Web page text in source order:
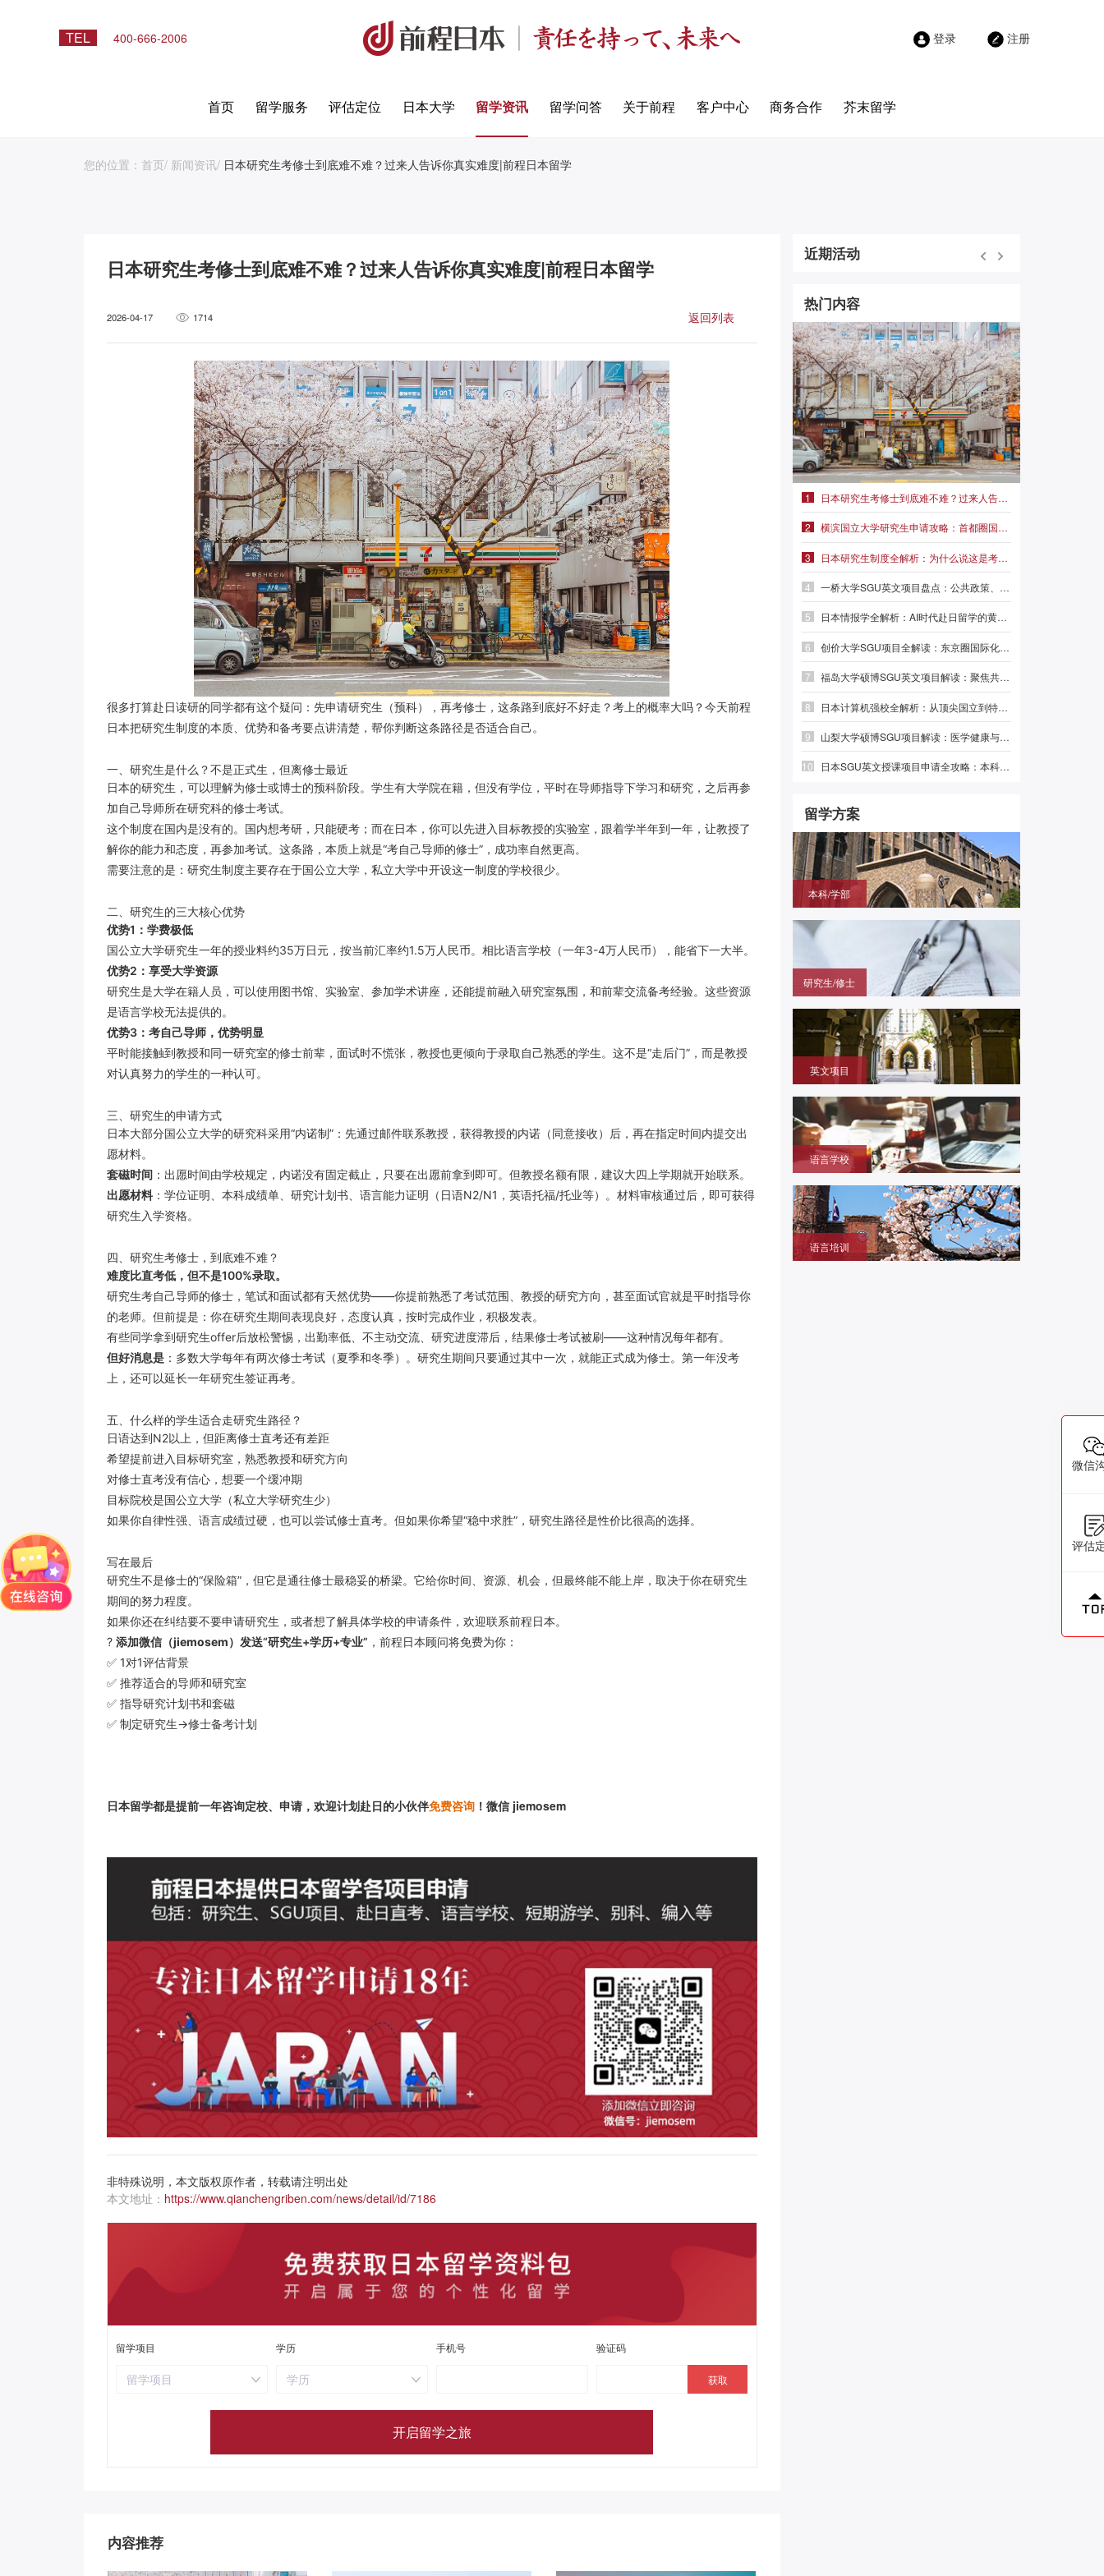
TEL 400-666-2006 登录 注册
首页 留学服务 评估定位 日本大学 留学资讯 留学问答 关于前程 客户中心 商务合作 芥末留学
您的位置： 首页/ 新闻资讯/ 日本研究生考修士到底难不难？过来人告诉你真实难度|前程日本留学
日本研究生考修士到底难不难？过来人告诉你真实难度|前程日本留学
2026-04-17 1714 返回列表
很多打算赴日读研的同学都有这个疑问：先申请研究生（预科），再考修士，这条路到底好不好走？考上的概率大吗？今天前程
日本把研究生制度的本质、优势和备考要点讲清楚，帮你判断这条路径是否适合自己。
一、研究生是什么？不是正式生，但离修士最近
日本的研究生，可以理解为修士或博士的预科阶段。学生有大学院在籍，但没有学位，平时在导师指导下学习和研究，之后再参
加自己导师所在研究科的修士考试。
这个制度在国内是没有的。国内想考研，只能硬考；而在日本，你可以先进入目标教授的实验室，跟着学半年到一年，让教授了
解你的能力和态度，再参加考试。这条路，本质上就是“考自己导师的修士”，成功率自然更高。
需要注意的是：研究生制度主要存在于国公立大学，私立大学中开设这一制度的学校很少。
二、研究生的三大核心优势
优势1：学费极低
国公立大学研究生一年的授业料约35万日元，按当前汇率约1.5万人民币。相比语言学校（一年3-4万人民币），能省下一大半。
优势2：享受大学资源
研究生是大学在籍人员，可以使用图书馆、实验室、参加学术讲座，还能提前融入研究室氛围，和前辈交流备考经验。这些资源
是语言学校无法提供的。
优势3：考自己导师，优势明显
平时能接触到教授和同一研究室的修士前辈，面试时不慌张，教授也更倾向于录取自己熟悉的学生。这不是“走后门”，而是教授
对认真努力的学生的一种认可。
三、研究生的申请方式
日本大部分国公立大学的研究科采用“内诺制”：先通过邮件联系教授，获得教授的内诺（同意接收）后，再在指定时间内提交出
愿材料。
套磁时间 ：出愿时间由学校规定，内诺没有固定截止，只要在出愿前拿到即可。但教授名额有限，建议大四上学期就开始联系。
出愿材料 ：学位证明、本科成绩单、研究计划书、语言能力证明（日语N2/N1，英语托福/托业等）。材料审核通过后，即可获得
研究生入学资格。
四、研究生考修士，到底难不难？
难度比直考低，但不是100%录取。
研究生考自己导师的修士，笔试和面试都有天然优势——你提前熟悉了考试范围、教授的研究方向，甚至面试官就是平时指导你
的老师。但前提是：你在研究生期间表现良好，态度认真，按时完成作业，积极发表。
有些同学拿到研究生offer后放松警惕，出勤率低、不主动交流、研究进度滞后，结果修士考试被刷——这种情况每年都有。
但好消息是 ：多数大学每年有两次修士考试（夏季和冬季）。研究生期间只要通过其中一次，就能正式成为修士。第一年没考
上，还可以延长一年研究生签证再考。
五、什么样的学生适合走研究生路径？
日语达到N2以上，但距离修士直考还有差距
希望提前进入目标研究室，熟悉教授和研究方向
对修士直考没有信心，想要一个缓冲期
目标院校是国公立大学（私立大学研究生少）
如果你自律性强、语言成绩过硬，也可以尝试修士直考。但如果你希望“稳中求胜”，研究生路径是性价比很高的选择。
写在最后
研究生不是修士的“保险箱”，但它是通往修士最稳妥的桥梁。它给你时间、资源、机会，但最终能不能上岸，取决于你在研究生
期间的努力程度。
如果你还在纠结要不要申请研究生，或者想了解具体学校的申请条件，欢迎联系前程日本。
? 添加微信（jiemosem）发送“研究生+学历+专业” ，前程日本顾问将免费为你：
✅ 1对1评估背景
✅ 推荐适合的导师和研究室
✅ 指导研究计划书和套磁
✅ 制定研究生→修士备考计划
日本留学都是提前一年咨询定校、申请，欢迎计划赴日的小伙伴免费咨询 ！微信 jiemosem
非特殊说明，本文版权原作者，转载请注明出处
本文地址： https://www.qianchengriben.com/news/detail/id/7186
留学项目
留学项目
学历
学历
手机号 验证码
内容推荐
近期活动
热门内容
1 日本研究生考修士到底难不难？过来人告诉你真实难度|前程日本留学
2 横滨国立大学研究生申请攻略：首都圈国立名校，学费仅2.3万/年
3 日本研究生制度全解析：为什么说这是考修士最稳妥的路径？
4 一桥大学SGU英文项目盘点：公共政策、外交事务、MBA三大方向
5 日本情报学全解析：AI时代赴日留学的黄金赛道|前程日本留学
6 创价大学SGU项目全解读：东京圈国际化名校，本科/硕士/博士英文授课
7 福岛大学硕博SGU英文项目解读：聚焦共生系统与人间发达，英语直申
8 日本计算机强校全解析：从顶尖国立到特色专精，选对赛道少走弯路
9 山梨大学硕博SGU项目解读：医学健康与绿色光电，英语直申
10 日本SGU英文授课项目申请全攻略：本科、硕士时间线与避坑指南
留学方案
本科/学部
申请目标大学
研究生/修士
研究科就读的offer
英文项目
本大学学部/修士/博士课程
语言学校
学考试过渡阶段
语言培训
微信
评估